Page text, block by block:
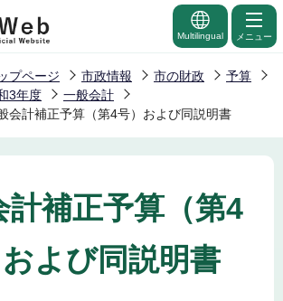
Multilingual メニュー
プページ 市政情報 市の財政
予算
3年度
一般会計
会計補正予算（第4号）および同説明書
計補正予算（第4
よび同説明書